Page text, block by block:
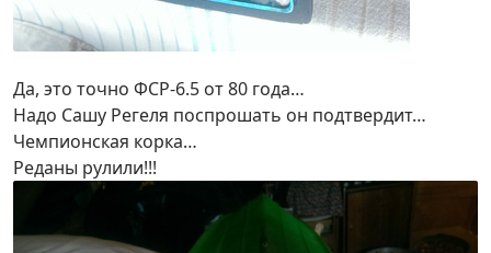
Да, это точно ФСР-6.5 от 80 года…
Надо Сашу Регеля поспрошать он подтвердит…
Чемпионская корка…
Реданы рулили!!!